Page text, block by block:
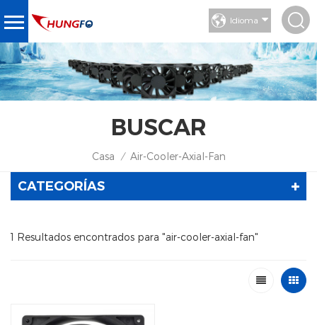
Idioma
BUSCAR
Casa / Air-Cooler-Axial-Fan
CATEGORÍAS
1 Resultados encontrados para "air-cooler-axial-fan"